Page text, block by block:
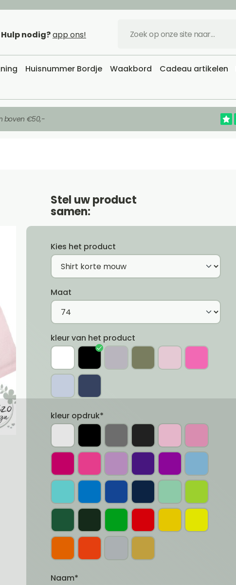
Hulp nodig?app ons!
Huisnummer Bordje Waakbord Cadeau artikelen
boven €50,-
Stel uw product
samen:
Kies het product
Maat
kleur van het product
kleur opdruk*
Naam*